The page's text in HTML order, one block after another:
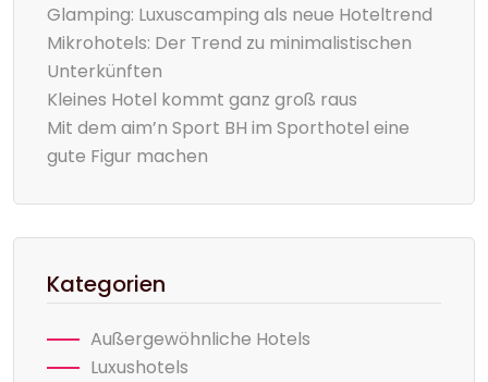
Glamping: Luxuscamping als neue Hoteltrend
Mikrohotels: Der Trend zu minimalistischen
Unterkünften
Kleines Hotel kommt ganz groß raus
Mit dem aim’n Sport BH im Sporthotel eine
gute Figur machen
Kategorien
Außergewöhnliche Hotels
Luxushotels